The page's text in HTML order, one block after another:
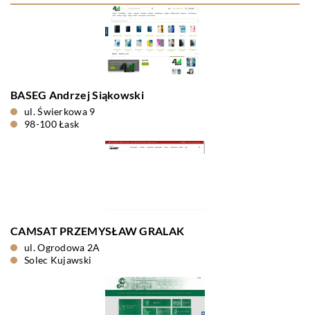
BASEG Andrzej Siąkowski
ul. Świerkowa 9
98-100 Łask
CAMSAT PRZEMYSŁAW GRALAK
ul. Ogrodowa 2A
Solec Kujawski